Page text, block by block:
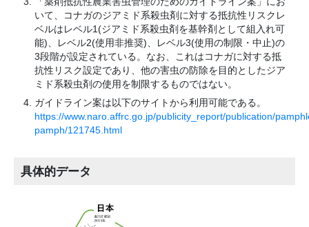
いて、コナガのジアミド系殺虫剤に対する抵抗性リスクレ
ベルはレベル1(ジアミド系殺虫剤を基幹剤として組入れ可
能)、レベル2(使用非推奨)、レベル3(使用の制限・中止)の
3段階が設定されている。なお、これはコナガに対する抵
抗性リスク設定であり、他の害虫の防除を目的としたジア
ミド系殺虫剤の使用を制限するものではない。
ガイドライン案は以下のサイトから利用可能である。
https://www.naro.affrc.go.jp/publicity_report/publication/
pamph/121745.html
具体的データ